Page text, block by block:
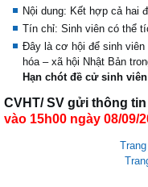
Nội dung: Kết hợp cả hai
Tín chỉ: Sinh viên có thể
Đây là cơ hội để sinh viên
hóa – xã hội Nhật Bản
Hạn chót đề cử sinh
CVHT/ SV gửi thông
vào 15h00 ngày 08/09/